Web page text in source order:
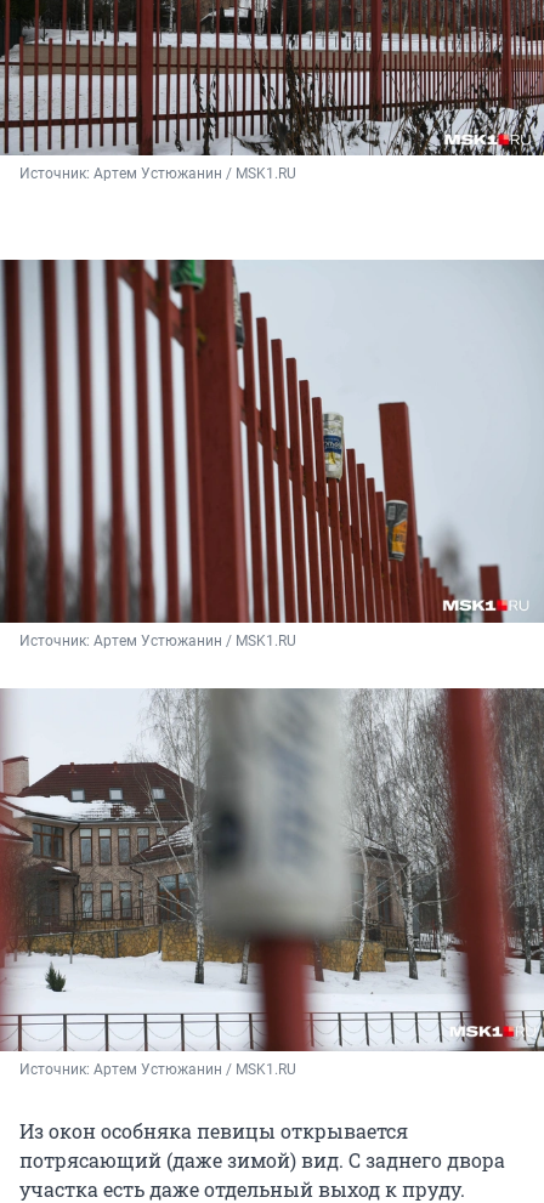
Источник: Артем Устюжанин / MSK1.RU
Источник: Артем Устюжанин / MSK1.RU
Источник: Артем Устюжанин / MSK1.RU
Из окон особняка певицы открывается
потрясающий (даже зимой) вид. С заднего двора
участка есть даже отдельный выход к пруду.